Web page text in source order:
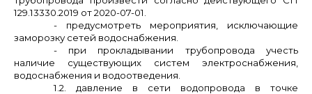
129.13330.2019 от 2020-07-01.
- предусмотреть мероприятия, исключающие
заморозку сетей водоснабжения.
- при прокладывании трубопровода учесть
наличие существующих систем электроснабжения,
водоснабжения и водоотведения.
1.2. давление в сети водопровода в точке